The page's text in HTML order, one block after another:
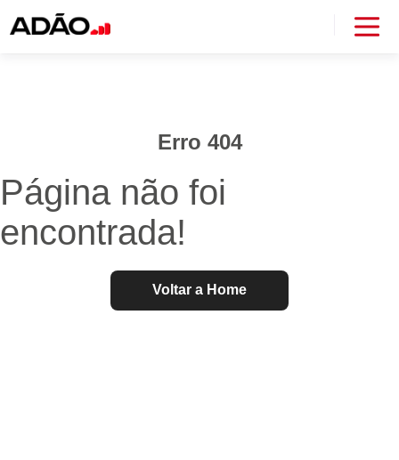
Erro 404
Página não foi
encontrada!
Voltar a Home